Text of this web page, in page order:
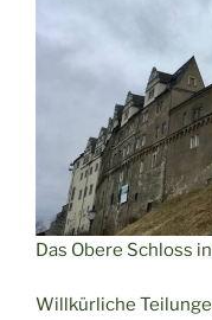
Das Obere Schloss
Willkürliche